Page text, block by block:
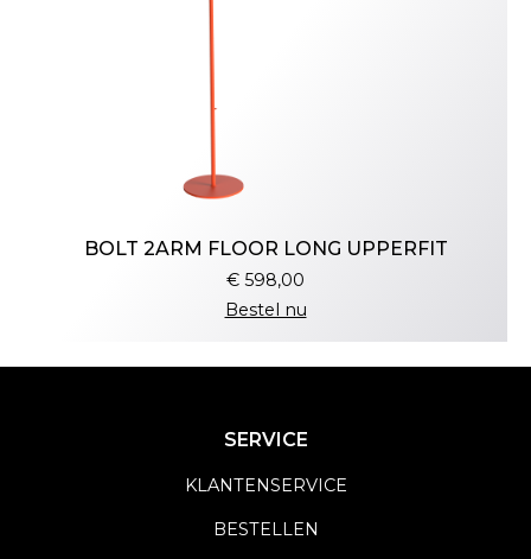
BOLT 2ARM FLOOR LONG UPPERFIT
€ 598,00
Bestel nu
SERVICE
KLANTENSERVICE
BESTELLEN